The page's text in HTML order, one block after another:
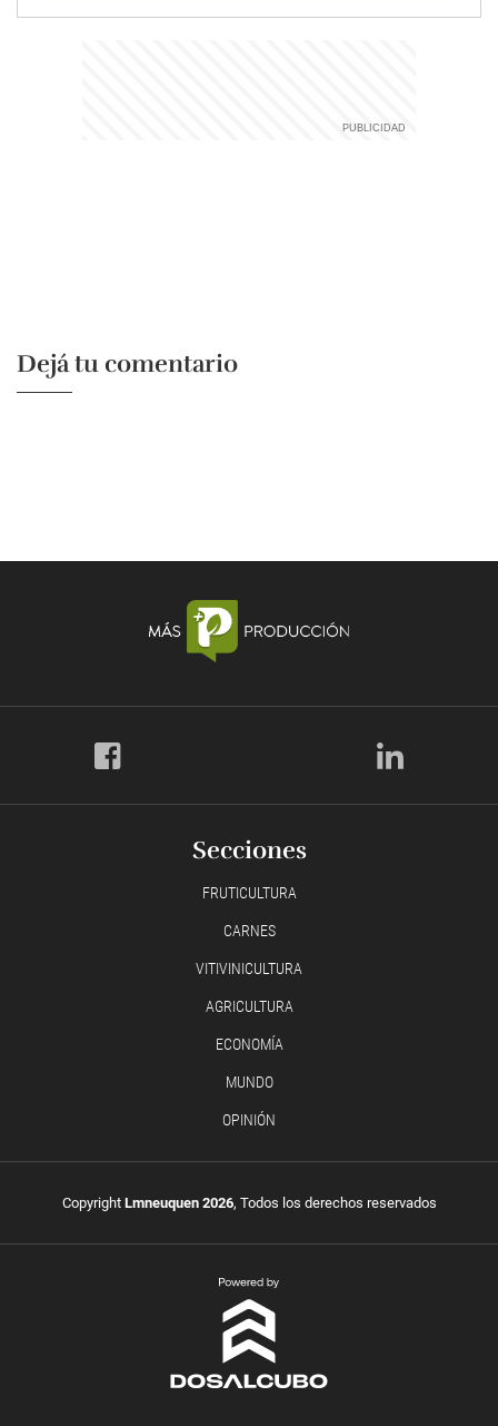
Dejá tu comentario
Secciones
FRUTICULTURA
CARNES
VITIVINICULTURA
AGRICULTURA
ECONOMÍA
MUNDO
OPINIÓN
Copyright Lmneuquen 2026, Todos los derechos reservados